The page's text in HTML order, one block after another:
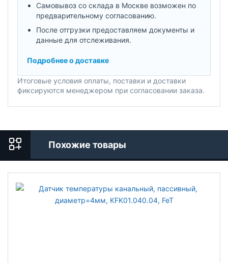
Самовывоз со склада в Москве возможен по
предварительному согласованию.
После отгрузки предоставляем документы и
данные для отслеживания.
Подробнее о доставке
Итоговые условия оплаты, поставки и доставки
фиксируются менеджером при согласовании заказа.
Похожие товары